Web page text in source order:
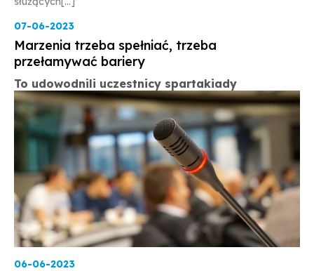
07-06-2023
Marzenia trzeba spełniać, trzeba
przełamywać bariery
To udowodnili uczestnicy spartakiady
06-06-2023